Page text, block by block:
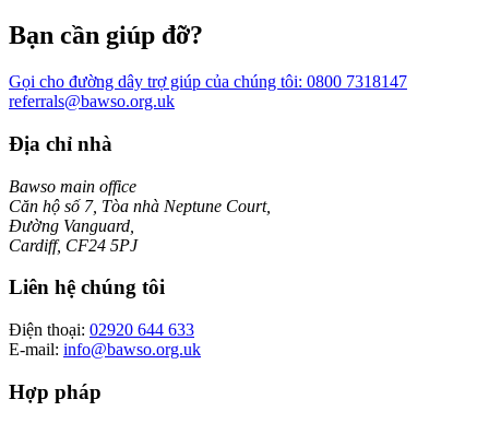
Bạn cần giúp đỡ?
Gọi cho đường dây trợ giúp của chúng tôi: 0800 7318147
referrals@bawso.org.uk
Địa chỉ nhà
Bawso main office
Căn hộ số 7, Tòa nhà Neptune Court,
Đường Vanguard,
Cardiff, CF24 5PJ
Liên hệ chúng tôi
Điện thoại: 02920 644 633
E-mail: info@bawso.org.uk
Hợp pháp